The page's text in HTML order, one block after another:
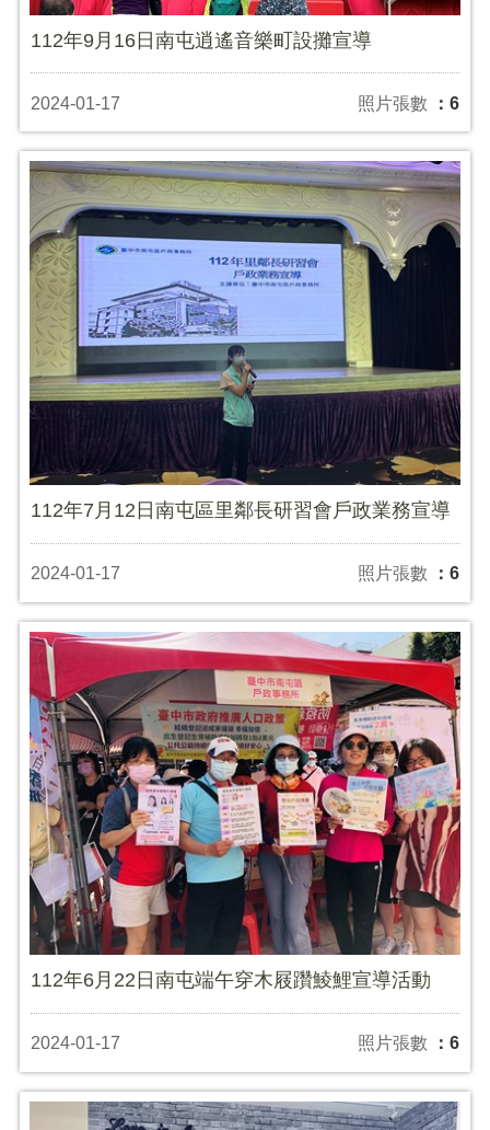
112年9月16日南屯逍遙音樂町設攤宣導
2024-01-17 照片張數 ：6
112年7月12日南屯區里鄰長研習會戶政業務宣導
2024-01-17 照片張數 ：6
112年6月22日南屯端午穿木屐躦鯪鯉宣導活動
2024-01-17 照片張數 ：6